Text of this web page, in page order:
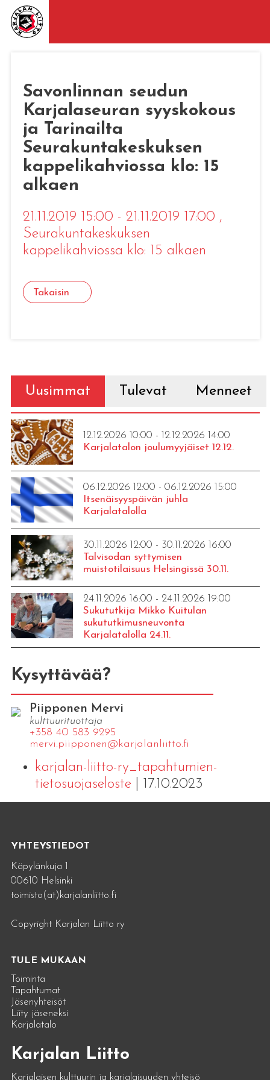
Savonlinnan seudun
Karjalaseuran syyskokous
ja Tarinailta
Seurakuntakeskuksen
kappelikahviossa klo: 15
alkaen
21.11.2019 15:00 - 21.11.2019 17:00 ,
Seurakuntakeskuksen
kappelikahviossa klo: 15 alkaen
Takaisin
Uusimmat Tulevat Menneet
12.12.2026 10:00 - 12.12.2026 14:00
Karjalatalon joulumyyjäiset 12.12.
06.12.2026 12:00 - 06.12.2026 15:00
Itsenäisyyspäivän juhla
Karjalatalolla
30.11.2026 12:00 - 30.11.2026 16:00
Talvisodan syttymisen
muistotilaisuus Helsingissä 30.11.
24.11.2026 16:00 - 24.11.2026 19:00
Sukututkija Mikko Kuitulan
sukututkimusneuvonta
Karjalatalolla 24.11.
Kysyttävää?
Piipponen Mervi
kulttuurituottaja
+358 40 583 9295
mervi.​piipponen@​kar​jala​nlii​tto.​fi
karjalan-liitto-ry_tapahtumien-
tietosuojaseloste| 17.10.2023
YHTEYSTIEDOT
Käpylänkuja 1
00610 Helsinki
toimisto(at)karjalanliitto.fi
Copyright Karjalan Liitto ry
TULE MUKAAN
Toiminta
Tapahtumat
Jäsenyhteisöt
Liity jäseneksi
Karjalatalo
Karjalan Liitto
Karjalaisen kulttuurin ja karjalaisuuden yhteisö